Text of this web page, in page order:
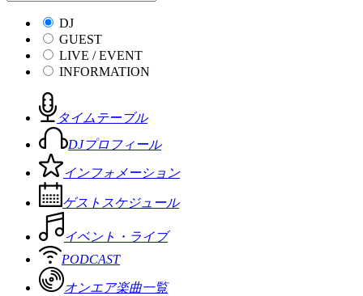
DJ
GUEST
LIVE / EVENT
INFORMATION
タイムテーブル
DJプロフィール
インフォメーション
ゲストスケジュール
イベント・ライブ
PODCAST
オンエア楽曲一覧